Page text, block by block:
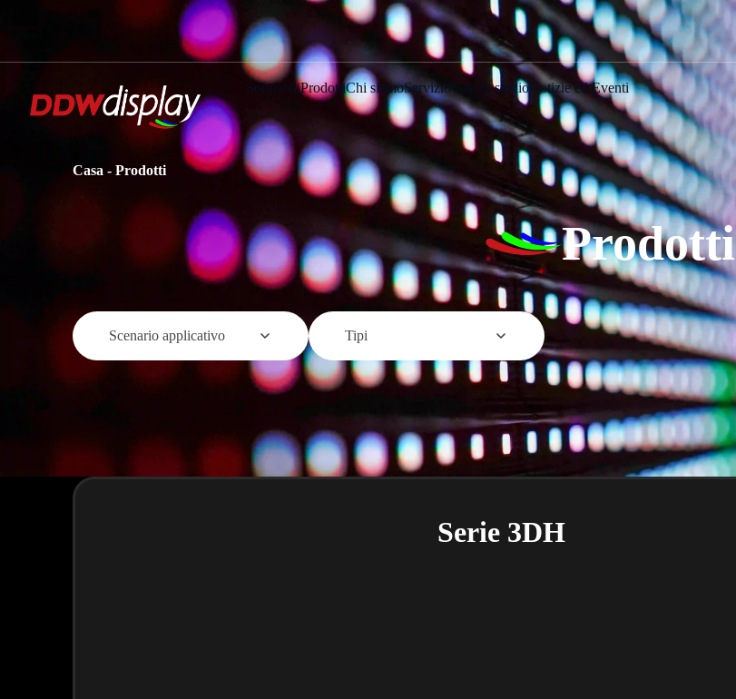
SoluzioniProdottiChi siamoServizioCasi di studioNotizie ed Eventi
Casa - Prodotti
Prodotti
Scenario applicativo Tipi
Serie 3DH